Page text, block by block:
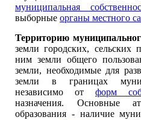
муниципальная
выборные органы местного
Территорию
земли городских, сельских
ним земли общего
земли, необходимые для
земли в границах
независимо от форм
назначения. Основные
образования - наличие